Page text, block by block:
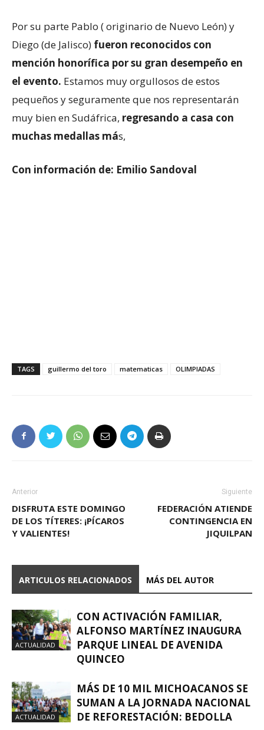
Por su parte Pablo ( originario de Nuevo León) y
Diego (de Jalisco) fueron reconocidos con
mención honorífica por su gran desempeño en
el evento. Estamos muy orgullosos de estos
pequeños y seguramente que nos representarán
muy bien en Sudáfrica, regresando a casa con
muchas medallas más,
Con información de: Emilio Sandoval
TAGS guillermo del toro matematicas OLIMPIADAS
Anterior
DISFRUTA ESTE DOMINGO
DE LOS TÍTERES: ¡PÍCAROS
Y VALIENTES!
Siguiente
FEDERACIÓN ATIENDE
CONTINGENCIA EN
JIQUILPAN
ARTICULOS RELACIONADOS MÁS DEL AUTOR
ACTUALIDAD
CON ACTIVACIÓN FAMILIAR,
ALFONSO MARTÍNEZ INAUGURA
PARQUE LINEAL DE AVENIDA
QUINCEO
ACTUALIDAD
MÁS DE 10 MIL MICHOACANOS SE
SUMAN A LA JORNADA NACIONAL
DE REFORESTACIÓN: BEDOLLA